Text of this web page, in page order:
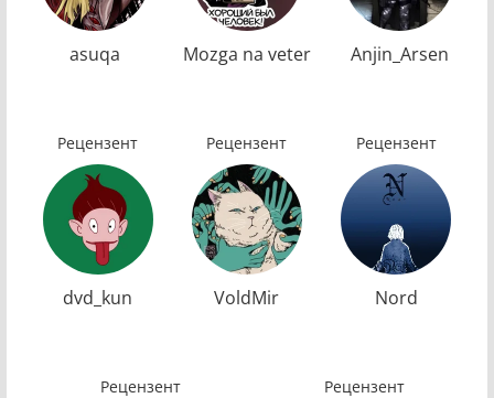
asuqa Mozga na veter Anjin_Arsen
Рецензент
dvd_kun
Рецензент
VoldMir
Рецензент
Nord
Рецензент Рецензент